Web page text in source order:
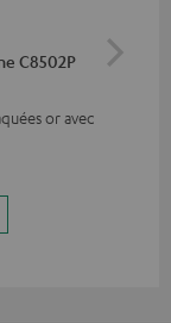
C8502P
or avec